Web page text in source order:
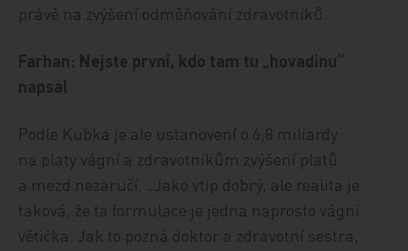
právě na zvýšení odměňování zdravotníků.
Farhan: Nejste první, kdo tam tu „hovadinu“
napsal
Podle Kubka je ale ustanovení o 6,8 miliardy
na platy vágní a zdravotníkům zvýšení platů
a mezd nezaručí. „Jako vtip dobrý, ale realita je
taková, že ta formulace je jedna naprosto vágní
větička. Jak to pozná doktor a zdravotní sestra,